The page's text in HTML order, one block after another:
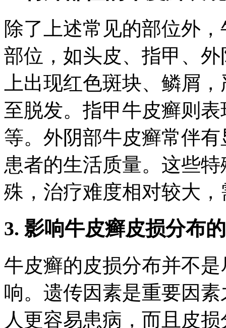
除了上述常见的部位外
部位，如头皮、指甲、
上出现红色斑块、鳞屑
至脱发。指甲牛皮癣则
等。外阴部牛皮癣常伴
患者的生活质量。这些
殊，治疗难度相对较大
3. 影响牛皮癣皮损分布
牛皮癣的皮损分布并不
响。遗传因素是重要因
人更容易患病，而且皮